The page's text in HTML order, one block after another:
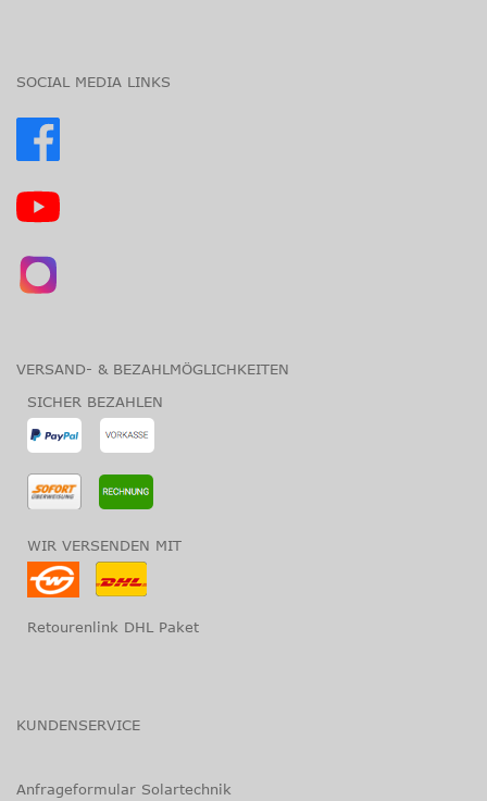
SOCIAL MEDIA LINKS
VERSAND- & BEZAHLMÖGLICHKEITEN
SICHER BEZAHLEN
WIR VERSENDEN MIT
Retourenlink DHL Paket
KUNDENSERVICE
Anfrageformular Solartechnik